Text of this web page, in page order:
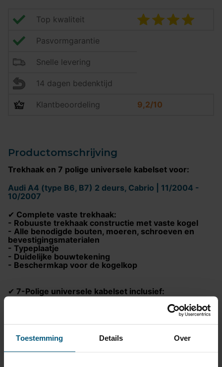
Toestemming Details Over
Top kwaliteit
Pasvormgarantie
Snelle levering
14 dagen bedenktijd
Klantbeoordeling 9,2/10
Productomschrijving
Trekhaak en 7 polige universele kabelset voor:
Audi A4 (type B6, B7) 2 deurs, Cabrio | 11/2004 -
10/2007
✔ Complete vaste trekhaak:
- Robuuste trekhaak constructie met vaste kogel
- Alle benodigde bouten, moeren, schroeven en
bevestigingsmaterialen
- Typeplaatje
- Duidelijke bouwtekening
- Beschermkap voor de kogelkop
✔ 7-Polige universele kabelset inclusief:
- Universele installatiehandleiding voor eenvoudige
werking
- Zweefzekering ter bescherming van de trailer
module